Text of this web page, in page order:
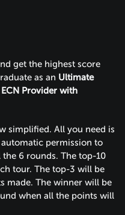
get the highest score
as an Ultimate
Provider with
simplified. All you need is
permission to
6 rounds. The top-10
tour. The top-3 will be
made. The winner will be
when all the points will